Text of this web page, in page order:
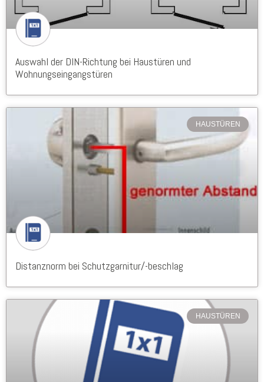
Auswahl der DIN-Richtung bei Haustüren und
Wohnungseingangstüren
HAUSTÜREN
Distanznorm bei Schutzgarnitur/-beschlag
HAUSTÜREN